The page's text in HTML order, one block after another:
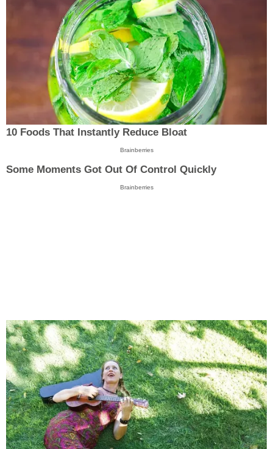
10 Foods That Instantly Reduce Bloat
Brainberries
Some Moments Got Out Of Control Quickly
Brainberries